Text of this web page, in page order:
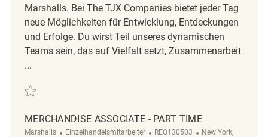
Marshalls. Bei The TJX Companies bietet jeder Tag
neue Möglichkeiten für Entwicklung, Entdeckungen
und Erfolge. Du wirst Teil unseres dynamischen
Teams sein, das auf Vielfalt setzt, Zusammenarbeit
...
Retten Merchandise Associate - Part Time REQ133994
MERCHANDISE ASSOCIATE - PART TIME
Marshalls Kategorie
Einzelhandelsmitarbeiter ReqId
REQ130503 Ort
New York,